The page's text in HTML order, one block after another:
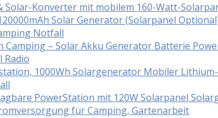
Solar-Konverter mit mobilem 160-Watt-
Solar Generator (Solarpanel
Notfall
Camping – Solar Akku Generator Batterie
Radio
1000Wh Solargenerator Mobiler
PowerStation mit 120W Solarpanel
für Camping, Gartenarbeit